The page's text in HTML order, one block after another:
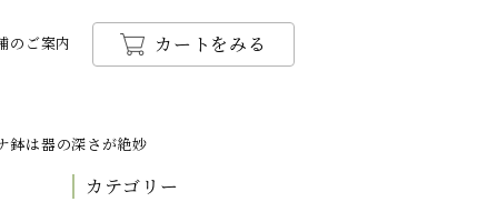
のご案内 カートをみる
鉢は器の深さが絶妙
カテゴリー